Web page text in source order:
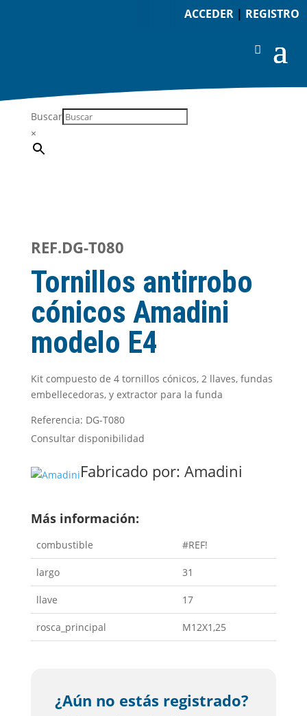
ACCEDER| REGISTRO
Buscar
×
REF.DG-T080
Tornillos antirrobo
cónicos Amadini
modelo E4
Kit compuesto de 4 tornillos cónicos, 2 llaves, fundas
embellecedoras, y extractor para la funda
Referencia: DG-T080
Consultar disponibilidad
Fabricado por: Amadini
Más información:
combustible #REF!
largo 31
llave 17
rosca_principal M12X1,25
¿Aún no estás registrado?